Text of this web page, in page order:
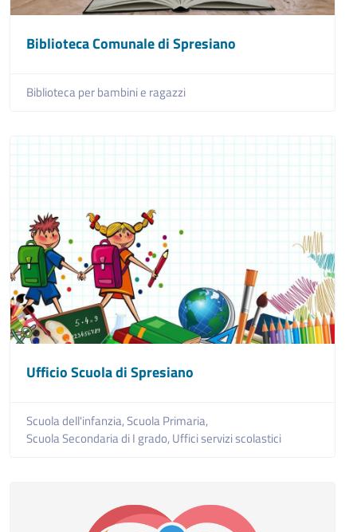
Biblioteca Comunale di Spresiano
Biblioteca per bambini e ragazzi
Ufficio Scuola di Spresiano
Scuola dell'infanzia,Scuola Primaria,
Scuola Secondaria di I grado,Uffici servizi scolastici